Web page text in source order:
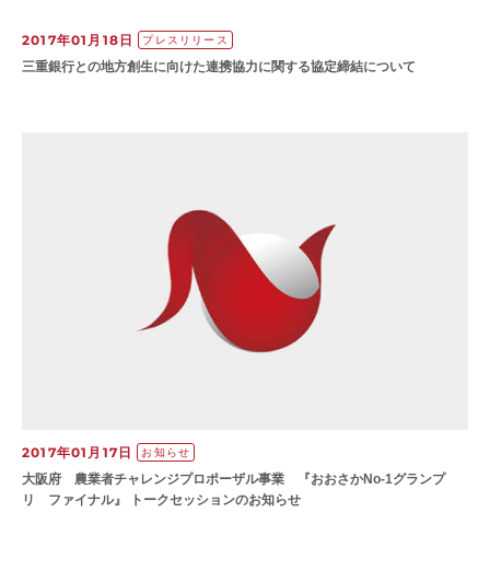
2017年01月18日 プレスリリース
三重銀行との地方創生に向けた連携協力に関する協定締結について
2017年01月17日 お知らせ
大阪府 農業者チャレンジプロポーザル事業 『おおさかNo-1グランプ
リ ファイナル』 トークセッションのお知らせ